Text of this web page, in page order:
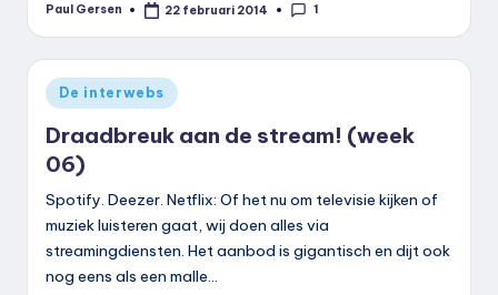
Geplaatst
Paul Gersen 22 februari 2014 1
Geplaatst
in
De interwebs
Draadbreuk aan de stream! (week
06)
Spotify. Deezer. Netflix: Of het nu om televisie kijken of
muziek luisteren gaat, wij doen alles via
streamingdiensten. Het aanbod is gigantisch en dijt ook
nog eens als een malle…